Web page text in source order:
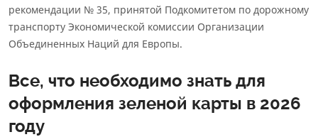
рекомендации № 35, принятой Подкомитетом по дорожному
транспорту Экономической комиссии Организации
Объединенных Наций для Европы.
Все, что необходимо знать для
оформления зеленой карты в 2026
году